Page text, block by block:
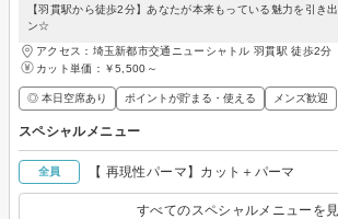
【羽貫駅から徒歩2分】あなたが本来もっている魅力を引き
ン☆
アクセス：埼玉新都市交通ニューシャトル 羽貫駅 徒歩2分
カット単価： ￥5,500～
◎ 本日空席あり ポイントが貯まる・使える メンズ歓迎
スペシャルメニュー
全員 【 再現性パーマ】カット＋パーマ
すべてのスペシャルメニューを